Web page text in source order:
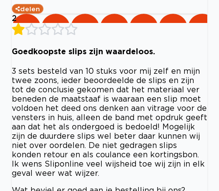
delen
2
Goedkoopste slips zijn waardeloos.
3 sets besteld van 10 stuks voor mij zelf en mijn
twee zoons, ieder beoordeelde de slips en zijn
tot de conclusie gekomen dat het materiaal ver
beneden de maatstaaf is waaraan een slip moet
voldoen het deed ons denken aan vitrage voor de
vensters in huis, alleen de band met opdruk geeft
aan dat het als ondergoed is bedoeld! Mogelijk
zijn de duurdere slips wel beter daar kunnen wij
niet over oordelen. De niet gedragen slips
konden retour en als coulance een kortingsbon.
Ik wens Sliponline veel wijsheid toe wij zijn in elk
geval weer wat wijzer.